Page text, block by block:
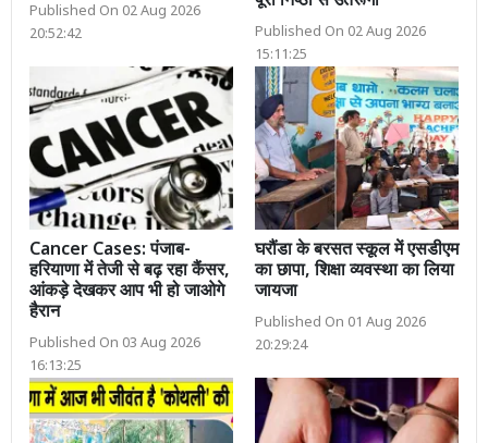
Published On 02 Aug 2026
20:52:42
Published On 02 Aug 2026
15:11:25
Cancer Cases: पंजाब-
हरियाणा में तेजी से बढ़ रहा कैंसर,
आंकड़े देखकर आप भी हो जाओगे
हैरान
Published On 03 Aug 2026
16:13:25
घरौंडा के बरसत स्कूल में एसडीएम
का छापा, शिक्षा व्यवस्था का लिया
जायजा
Published On 01 Aug 2026
20:29:24